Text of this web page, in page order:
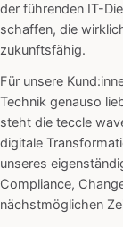
der führenden IT-
schaffen, die
zukunftsfähig.
Für unsere
Technik genauso
steht die teccle
digitale
unseres
Compliance,
nächstmöglichen